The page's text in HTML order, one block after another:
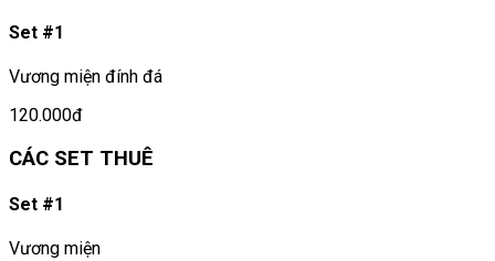
Set #1
Vương miện đính đá
120.000đ
CÁC SET THUÊ
Set #1
Vương miện